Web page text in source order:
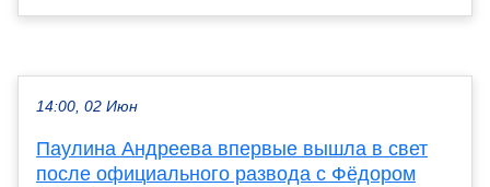
14:00, 02 Июн
Паулина Андреева впервые вышла в свет
после официального развода с Фёдором